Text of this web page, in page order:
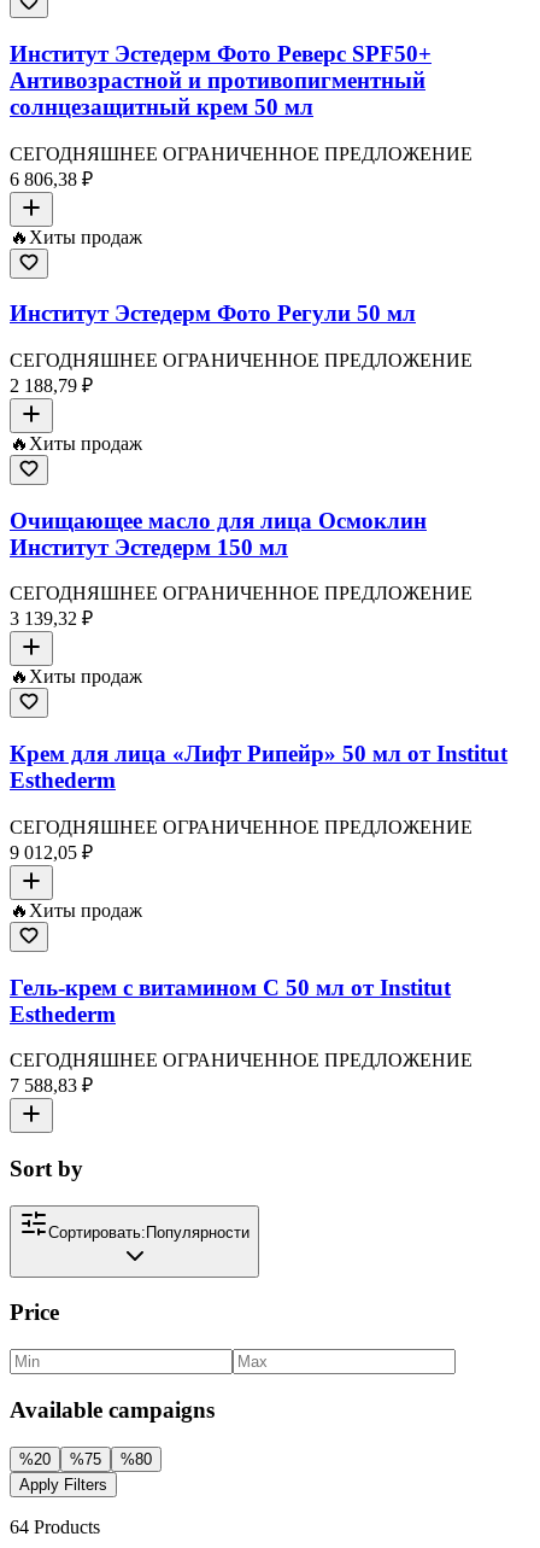
Институт Эстедерм Фото Реверс SPF50+
Антивозрастной и противопигментный
солнцезащитный крем 50 мл
СЕГОДНЯШНЕЕ ОГРАНИЧЕННОЕ ПРЕДЛОЖЕНИЕ
6 806,38 ₽
🔥 Хиты продаж
Институт Эстедерм Фото Регули 50 мл
СЕГОДНЯШНЕЕ ОГРАНИЧЕННОЕ ПРЕДЛОЖЕНИЕ
2 188,79 ₽
🔥 Хиты продаж
Очищающее масло для лица Осмоклин
Институт Эстедерм 150 мл
СЕГОДНЯШНЕЕ ОГРАНИЧЕННОЕ ПРЕДЛОЖЕНИЕ
3 139,32 ₽
🔥Хиты продаж
Крем для лица «Лифт Рипейр» 50 мл от Institut
Esthederm
СЕГОДНЯШНЕЕ ОГРАНИЧЕННОЕ ПРЕДЛОЖЕНИЕ
9 012,05 ₽
🔥 Хиты продаж
Гель-крем с витамином C 50 мл от Institut
Esthederm
СЕГОДНЯШНЕЕ ОГРАНИЧЕННОЕ ПРЕДЛОЖЕНИЕ
7 588,83 ₽
Sort by
Сортировать: Популярности
Price
Available campaigns
%20 %75 %80
Apply Filters
64 Products